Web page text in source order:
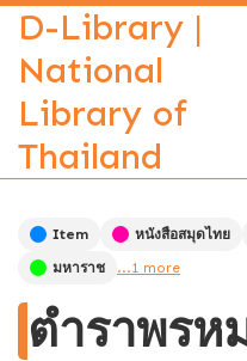
D-Library |
National
Library of
Thailand
Item หนังสือสมุดไทย
มหาราช
...1 more
ตำราพรห